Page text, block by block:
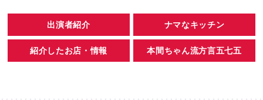
出演者紹介 ナマなキッチン
紹介したお店・情報 本間ちゃん流方言五七五